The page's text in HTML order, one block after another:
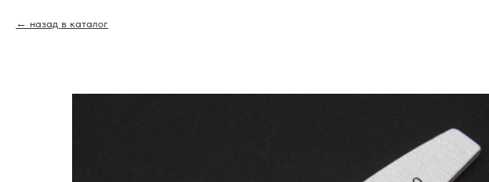
назад в каталог